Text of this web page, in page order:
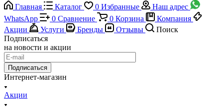
Главная
Каталог 0 Избранные
Наш адрес
WhatsApp
0 Сравнение 0 Корзина
Компания
Акции
Услуги Бренды Отзывы
Поиск
Подписаться
на новости и акции
Подписаться
Интернет-магазин
Акции